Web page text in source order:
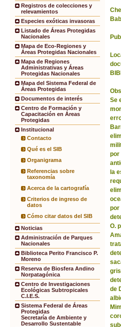
Registros de colecciones y
relevamientos
Especies exóticas invasoras
Listado de Áreas Protegidas
Nacionales
Mapa de Eco-Regiones y
Áreas Protegidas Nacionales
Mapa de Regiones
Administrativas y Áreas
Protegidas Nacionales
Mapa del Sistema Federal de
Áreas Protegidas
Documentos de interés
Centro de Formación y
Capacitación en Áreas
Protegidas
Institucional
Contacto
Qué es el SIB
Organigrama
Referencias sobre
taxonomía
Acerca de la cartografía
Criterios de ingreso de
datos
Cómo citar datos del SIB
Noticias
Administración de Parques
Nacionales
Biblioteca Perito Francisco P.
Moreno
Reserva de Biosfera Andino
Norpatagónica
Centro de Investigaciones
Ecológicas Subtropicales
C.I.E.S.
Sistema Federal de Áreas
Protegidas
Secretaría de Ambiente y
Desarrollo Sustentable
Se
por
la
por
O.
de